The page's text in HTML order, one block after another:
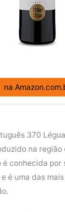
na
370
na região
é conhecida
é uma das